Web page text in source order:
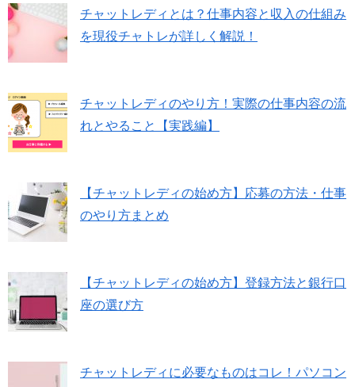
チャットレディとは？仕事内容と収入の仕組み
を現役チャトレが詳しく解説！
チャットレディのやり方！実際の仕事内容の流
れとやること【実践編】
【チャットレディの始め方】応募の方法・仕事
のやり方まとめ
【チャットレディの始め方】登録方法と銀行口
座の選び方
チャットレディに必要なものはコレ！パソコン